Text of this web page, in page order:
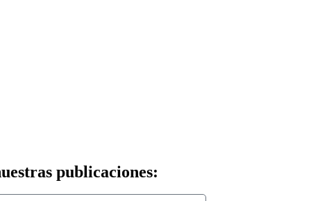
publicaciones: